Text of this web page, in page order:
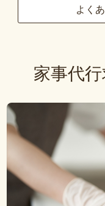
よく
家事代